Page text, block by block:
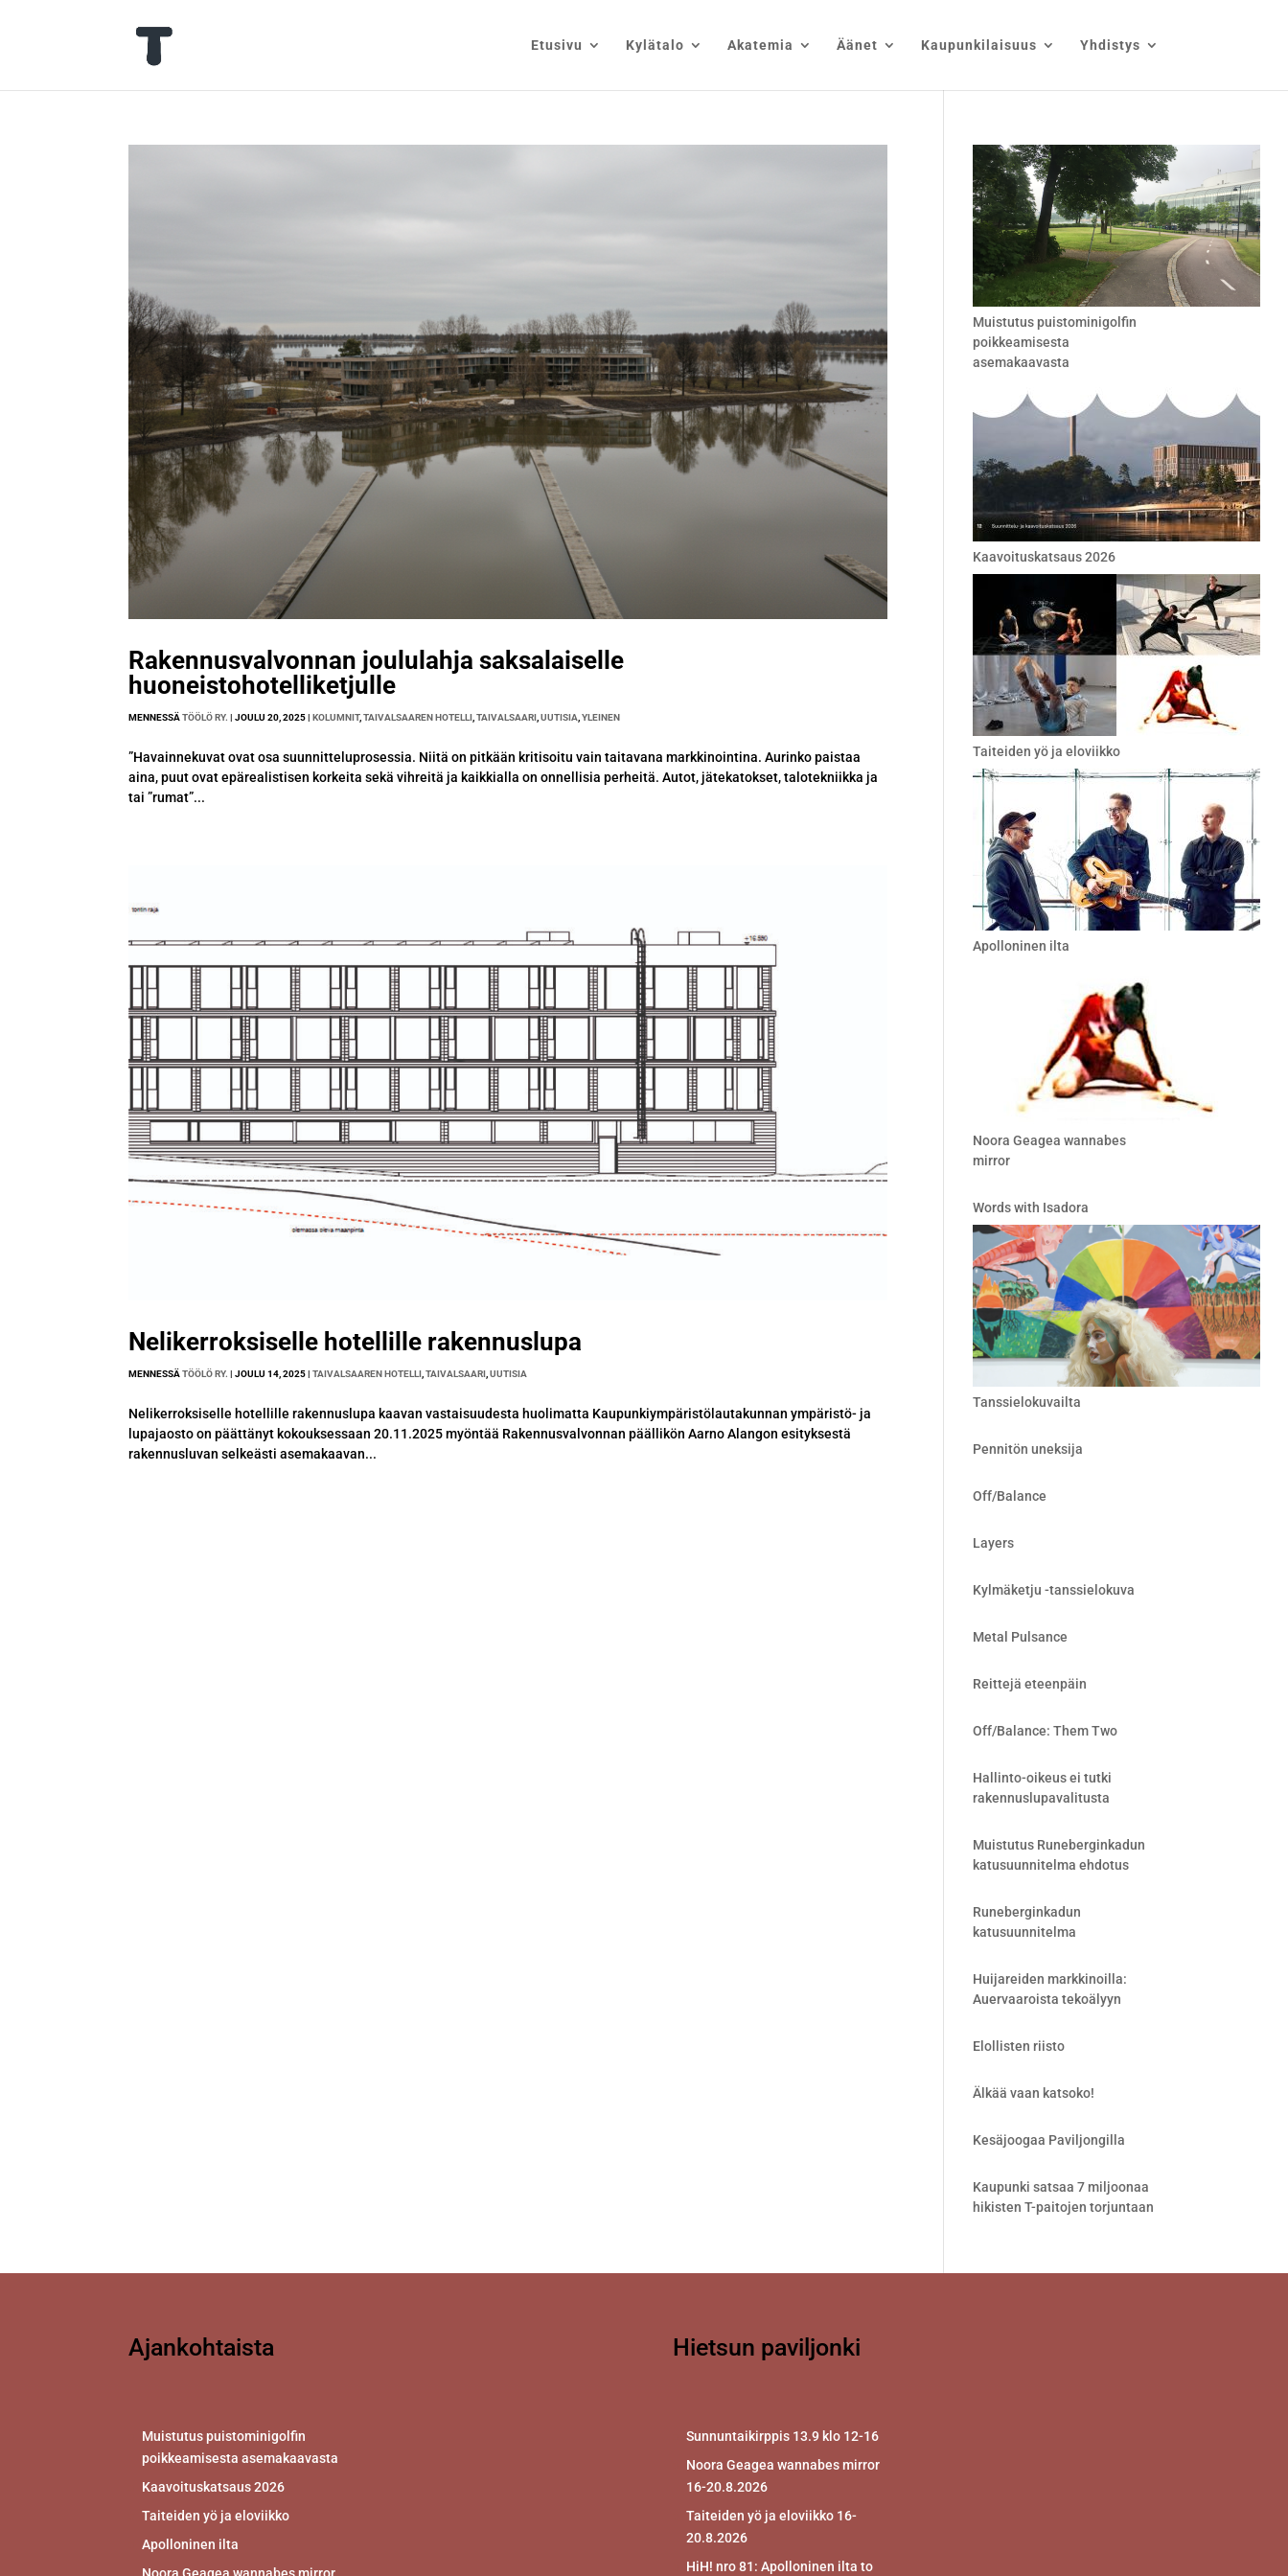
Etusivu Kylätalo Akatemia Äänet Kaupunkilaisuus Yhdistys
Rakennusvalvonnan joululahja saksalaiselle
huoneistohotelliketjulle
MENNESSÄTÖÖLÖ RY. |JOULU 20, 2025|KOLUMNIT,TAIVALSAAREN HOTELLI ,TAIVALSAARI ,UUTISIA ,YLEINEN
”Havainnekuvat ovat osa suunnitteluprosessia. Niitä on pitkään kritisoitu vain taitavana markkinointina. Aurinko paistaa
aina, puut ovat epärealistisen korkeita sekä vihreitä ja kaikkialla on onnellisia perheitä. Autot, jätekatokset, talotekniikka ja
tai ”rumat”...
Nelikerroksiselle hotellille rakennuslupa
MENNESSÄTÖÖLÖ RY. |JOULU 14, 2025|TAIVALSAAREN HOTELLI ,TAIVALSAARI ,UUTISIA
Nelikerroksiselle hotellille rakennuslupa kaavan vastaisuudesta huolimatta Kaupunkiympäristölautakunnan ympäristö- ja
lupajaosto on päättänyt kokouksessaan 20.11.2025 myöntää Rakennusvalvonnan päällikön Aarno Alangon esityksestä
rakennusluvan selkeästi asemakaavan...
Muistutus puistominigolfin
poikkeamisesta
asemakaavasta
Kaavoituskatsaus 2026
Taiteiden yö ja eloviikko
Apolloninen ilta
Noora Geagea wannabes
mirror
Words with Isadora
Tanssielokuvailta
Pennitön uneksija
Off/Balance
Layers
Kylmäketju -tanssielokuva
Metal Pulsance
Reittejä eteenpäin
Off/Balance: Them Two
Hallinto-oikeus ei tutki
rakennuslupavalitusta
Muistutus Runeberginkadun
katusuunnitelma ehdotus
Runeberginkadun
katusuunnitelma
Huijareiden markkinoilla:
Auervaaroista tekoälyyn
Elollisten riisto
Älkää vaan katsoko!
Kesäjoogaa Paviljongilla
Kaupunki satsaa 7 miljoonaa
hikisten T-paitojen torjuntaan
Ajankohtaista
Muistutus puistominigolfin
poikkeamisesta asemakaavasta
Kaavoituskatsaus 2026
Taiteiden yö ja eloviikko
Apolloninen ilta
Noora Geagea wannabes mirror
Hietsun paviljonki
Sunnuntaikirppis 13.9 klo 12-16
Noora Geagea wannabes mirror
16-20.8.2026
Taiteiden yö ja eloviikko 16-
20.8.2026
HiH! nro 81: Apolloninen ilta to